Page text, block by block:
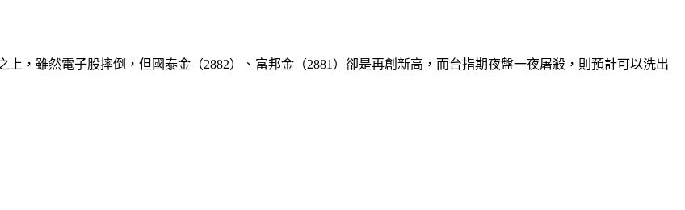
上，雖然電子股摔倒，但國泰金（2882）、富邦金（2881）卻是再創新高，而台指期夜盤一夜屠殺，則預計可以洗出